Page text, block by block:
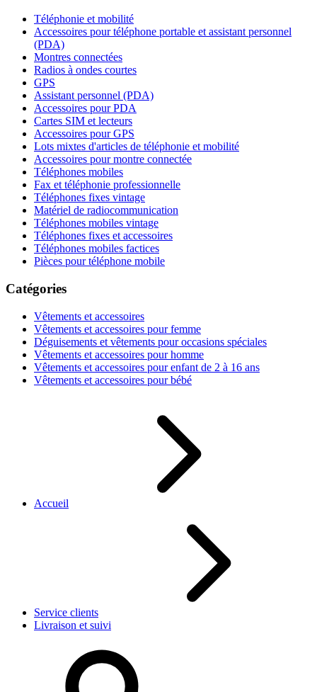
Téléphonie et mobilité
Accessoires pour téléphone portable et assistant personnel
(PDA)
Montres connectées
Radios à ondes courtes
GPS
Assistant personnel (PDA)
Accessoires pour PDA
Cartes SIM et lecteurs
Accessoires pour GPS
Lots mixtes d'articles de téléphonie et mobilité
Accessoires pour montre connectée
Téléphones mobiles
Fax et téléphonie professionnelle
Téléphones fixes vintage
Matériel de radiocommunication
Téléphones mobiles vintage
Téléphones fixes et accessoires
Téléphones mobiles factices
Pièces pour téléphone mobile
Catégories
Vêtements et accessoires
Vêtements et accessoires pour femme
Déguisements et vêtements pour occasions spéciales
Vêtements et accessoires pour homme
Vêtements et accessoires pour enfant de 2 à 16 ans
Vêtements et accessoires pour bébé
Accueil
Service clients
Livraison et suivi